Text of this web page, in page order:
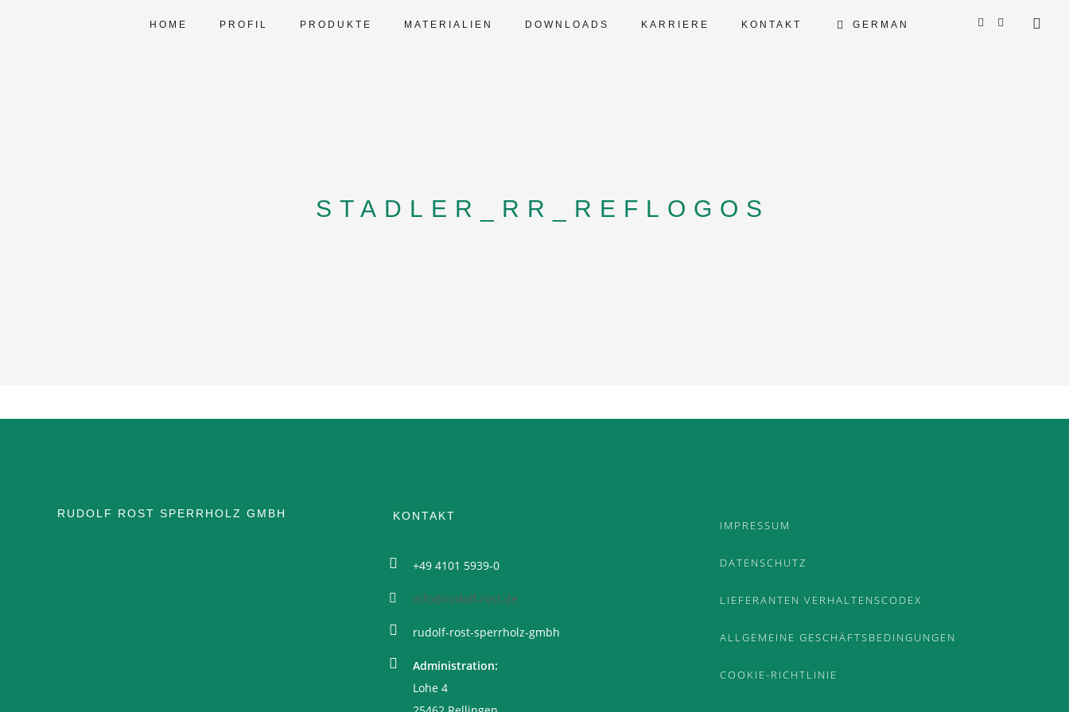
HOME PROFIL PRODUKTE MATERIALIEN DOWNLOADS KARRIERE KONTAKT GERMAN
STADLER_RR_REFLOGOS
RUDOLF ROST SPERRHOLZ GMBH KONTAKT
+49 4101 5939-0
info@rudolf-rost.de
rudolf-rost-sperrholz-gmbh
Administration:
Lohe 4
IMPRESSUM
DATENSCHUTZ
LIEFERANTEN VERHALTENSCODEX
ALLGEMEINE GESCHÄFTSBEDINGUNGEN
COOKIE-RICHTLINIE